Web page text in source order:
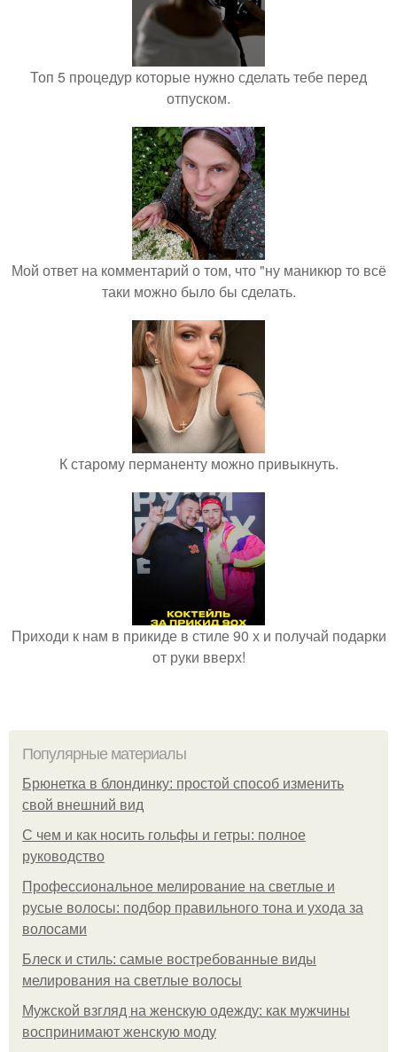
Топ 5 процедур которые нужно сделать тебе перед
отпуском.
Мой ответ на комментарий о том, что "ну маникюр то всё
таки можно было бы сделать.
К старому перманенту можно привыкнуть.
Приходи к нам в прикиде в стиле 90 х и получай подарки
от руки вверх!
Популярные материалы
Брюнетка в блондинку: простой способ изменить
свой внешний вид
С чем и как носить гольфы и гетры: полное
руководство
Профессиональное мелирование на светлые и
русые волосы: подбор правильного тона и ухода за
волосами
Блеск и стиль: самые востребованные виды
мелирования на светлые волосы
Мужской взгляд на женскую одежду: как мужчины
воспринимают женскую моду